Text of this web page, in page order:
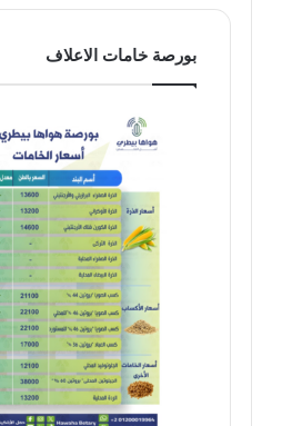
بورصة خامات الاعلاف